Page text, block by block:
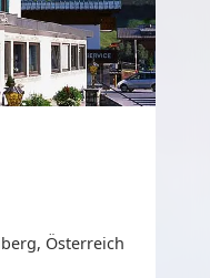
Österreich